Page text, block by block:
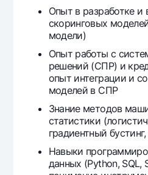
Опыт в разработке и
скоринговых
модели)
Опыт работы с
решений (СПР) и
опыт интеграции и
моделей в СПР
Знание методов
статистики
градиентный
Навыки
данных (Python, SQL,